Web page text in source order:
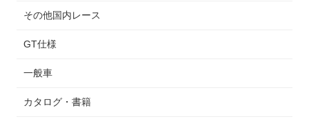
その他国内レース
GT仕様
一般車
カタログ・書籍